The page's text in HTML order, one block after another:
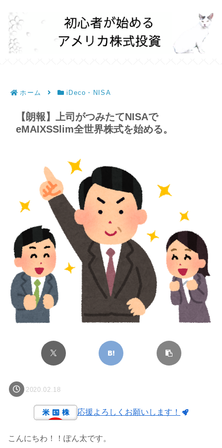
ホーム iDeco・NISA
【朗報】上司がつみたてNISAで
eMAIXSSlim全世界株式を始める。
2020.02.18
応援よろしくお願いします！
こんにちわ！！ぽん太です。